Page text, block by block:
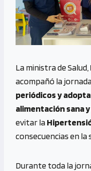
La ministra de Salud,
acompañó la
periódicos y
alimentación sana
evitar la
consecuencias en la
Durante toda la